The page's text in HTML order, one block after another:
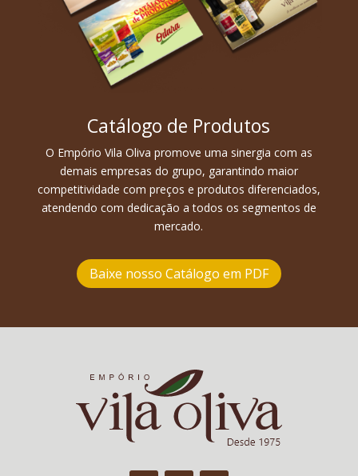
Catálogo de Produtos
O Empório Vila Oliva promove uma sinergia com as
demais empresas do grupo, garantindo maior
competitividade com preços e produtos diferenciados,
atendendo com dedicação a todos os segmentos de
mercado.
Baixe nosso Catálogo em PDF